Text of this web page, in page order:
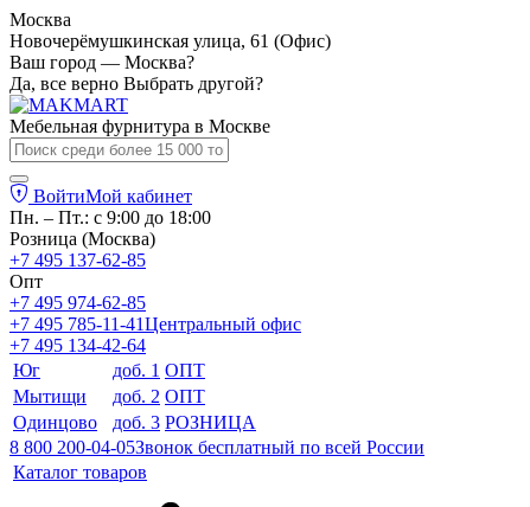
Москва
Новочерёмушкинская улица, 61 (Офис)
Ваш город — Москва?
Да, все верно Выбрать другой?
Мебельная фурнитура в Москве
ВойтиМой кабинет
Пн. – Пт.: с 9:00 до 18:00
Розница (Москва)
+7 495 137-62-85
Опт
+7 495 974-62-85
+7 495 785-11-41Центральный офис
+7 495 134-42-64
Юг
доб. 1 ОПТ
Мытищи
доб. 2 ОПТ
Одинцово
доб. 3 РОЗНИЦА
8 800 200-04-05Звонок бесплатный по всей России
Каталог товаров